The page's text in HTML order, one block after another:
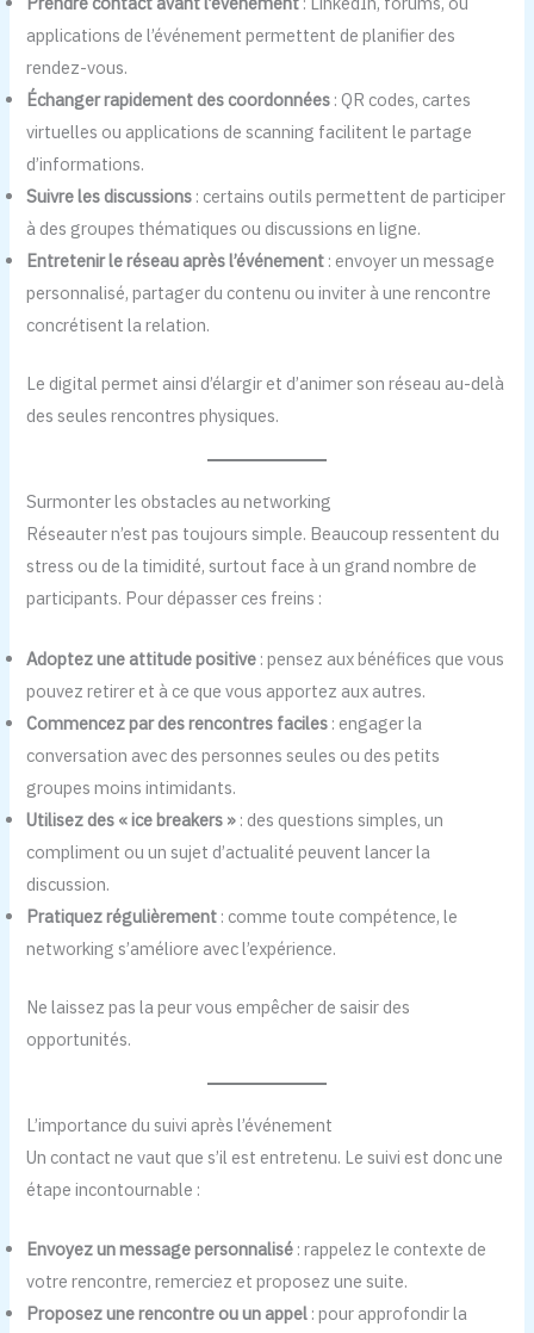
applications de l’événement permettent de planifier des
rendez-vous.
Échanger rapidement des coordonnées : QR codes, cartes
virtuelles ou applications de scanning facilitent le partage
d’informations.
Suivre les discussions : certains outils permettent de participer
à des groupes thématiques ou discussions en ligne.
Entretenir le réseau après l’événement : envoyer un message
personnalisé, partager du contenu ou inviter à une rencontre
concrétisent la relation.
Le digital permet ainsi d’élargir et d’animer son réseau au-delà
des seules rencontres physiques.
Surmonter les obstacles au networking
Réseauter n’est pas toujours simple. Beaucoup ressentent du
stress ou de la timidité, surtout face à un grand nombre de
participants. Pour dépasser ces freins :
Adoptez une attitude positive : pensez aux bénéfices que vous
pouvez retirer et à ce que vous apportez aux autres.
Commencez par des rencontres faciles : engager la
conversation avec des personnes seules ou des petits
groupes moins intimidants.
Utilisez des « ice breakers » : des questions simples, un
compliment ou un sujet d’actualité peuvent lancer la
discussion.
Pratiquez régulièrement : comme toute compétence, le
networking s’améliore avec l’expérience.
Ne laissez pas la peur vous empêcher de saisir des
opportunités.
L’importance du suivi après l’événement
Un contact ne vaut que s’il est entretenu. Le suivi est donc une
étape incontournable :
Envoyez un message personnalisé : rappelez le contexte de
votre rencontre, remerciez et proposez une suite.
Proposez une rencontre ou un appel : pour approfondir la